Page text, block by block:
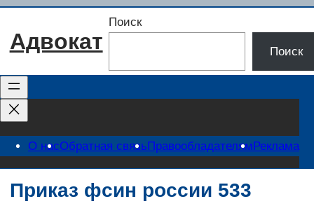
Перейти
содержимому
Адвокат
Поиск
Поиск
О насОбратная связьПравообладателямРеклама
Приказ фсин россии 533